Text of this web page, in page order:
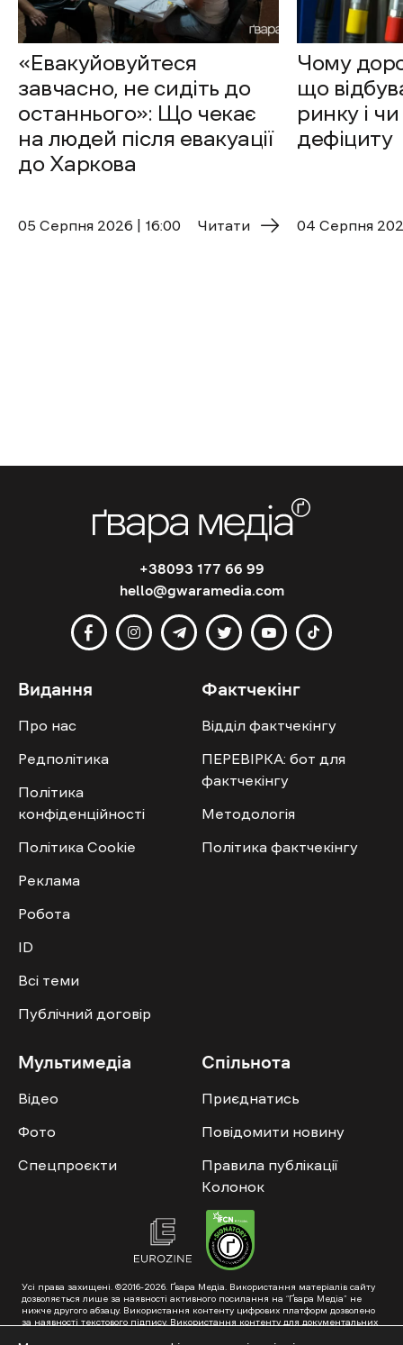
«Евакуйовуйтеся
завчасно, не сидіть до
останнього»: Що чекає
на людей після евакуації
до Харкова
05 Cерпня 2026 | 16:00 Читати
Чому
що
ринку і
дефіциту
04 Cерпня
+38093 177 66 99
hello@gwaramedia.com
Видання
Про нас
Редполітика
Політика
конфіденційності
Політика Cookie
Реклама
Робота
ID
Всі теми
Публічний договір
Фактчекінг
Відділ фактчекінгу
ПЕРЕВІРКА: бот для
фактчекінгу
Методологія
Політика фактчекінгу
Мультимедіа
Відео
Фото
Спецпроєкти
Спільнота
Приєднатись
Повідомити новину
Правила публікації
Колонок
Усі права захищені. ©2016-2026. Ґвара Медіа. Використання матеріалів сайту
дозволяється лише за наявності активного посилання на “Ґвара Медіа” не
нижче другого абзацу. Використання контенту цифрових платформ дозволено
за наявності текстового підпису. Використання контенту для документальних